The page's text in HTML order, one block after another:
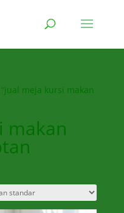
meja kursi makan
makan